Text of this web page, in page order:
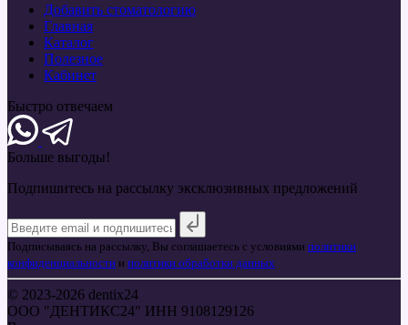
Добавить стоматологию
Главная
Каталог
Полезное
Кабинет
Быстро отвечаем
Больше выгоды!
Подпишитесь на рассылку эксклюзивных предложений
Подписываясь на рассылку, Вы соглашаетесь с условиями политики
конфиденциальности и политики обработки данных
© 2023-2026 dentix24
ООО "ДЕНТИКС24" ИНН 9108129126